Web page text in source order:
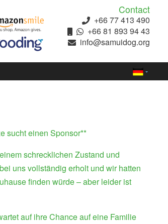
Contact
+66 77 413 490
+66 81 893 94 43
info@samuidog.org
sucht einen Sponsor**
schrecklichen Zustand und
uns vollständig erholt und wir hatten
finden würde – aber leider ist
auf ihre Chance auf eine Familie